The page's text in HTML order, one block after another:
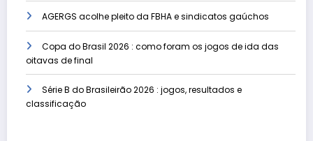
AGERGS acolhe pleito da FBHA e sindicatos gaúchos
Copa do Brasil 2026 : como foram os jogos de ida das
oitavas de final
Série B do Brasileirão 2026 : jogos, resultados e
classificação